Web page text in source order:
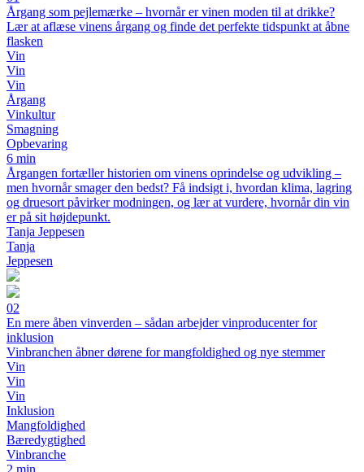
Årgang som pejlemærke – hvornår er vinen moden til at drikke?
Lær at aflæse vinens årgang og finde det perfekte tidspunkt at åbne
flasken
Vin
Vin
Vin
Årgang
Vinkultur
Smagning
Opbevaring
6 min
Årgangen fortæller historien om vinens oprindelse og udvikling –
men hvornår smager den bedst? Få indsigt i, hvordan klima, lagring
og druesort påvirker modningen, og lær at vurdere, hvornår din vin
er på sit højdepunkt.
Tanja Jeppesen
Tanja
Jeppesen
02
En mere åben vinverden – sådan arbejder vinproducenter for
inklusion
Vinbranchen åbner dørene for mangfoldighed og nye stemmer
Vin
Vin
Vin
Inklusion
Mangfoldighed
Bæredygtighed
Vinbranche
2 min